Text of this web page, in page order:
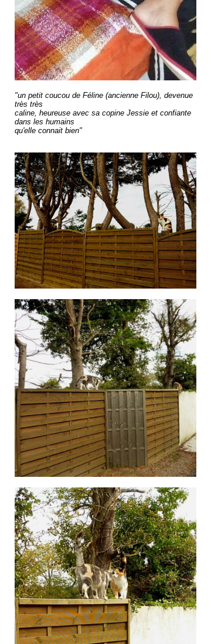
"un petit coucou de Féline (ancienne Filou), devenue
très très
caline, heureuse avec sa copine Jessie et confiante
dans les humains
qu'elle connait bien"